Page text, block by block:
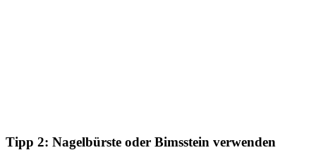
Tipp 2: Nagelbürste oder Bimsstein verwenden